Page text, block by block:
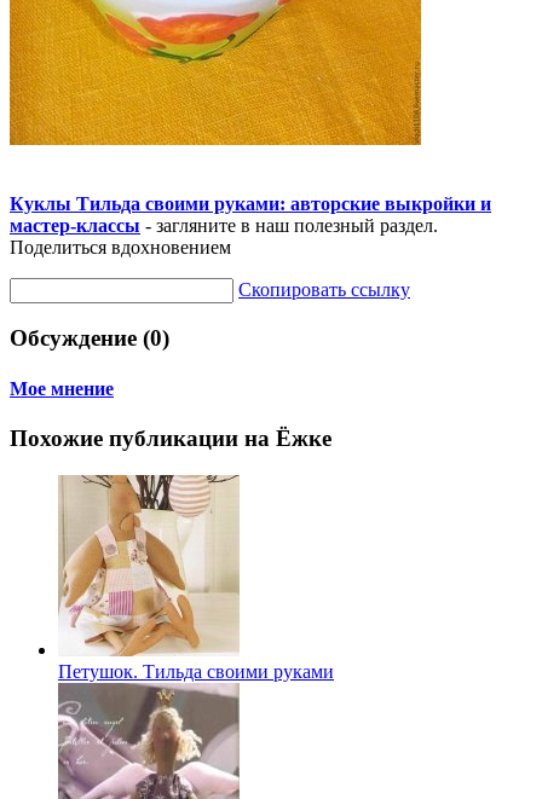
Куклы Тильда своими руками: авторские выкройки и
мастер-классы - загляните в наш полезный раздел.
Поделиться вдохновением
Скопировать ссылку
Обсуждение (0)
Мое мнение
Похожие публикации на Ёжке
Петушок. Тильда своими руками